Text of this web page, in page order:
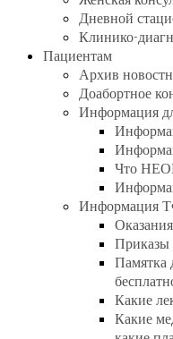
Дневной
Клинико-
Пациентам
Архив
Доабортное
Информация
Что
Информация
Памятка
Какие
Какие